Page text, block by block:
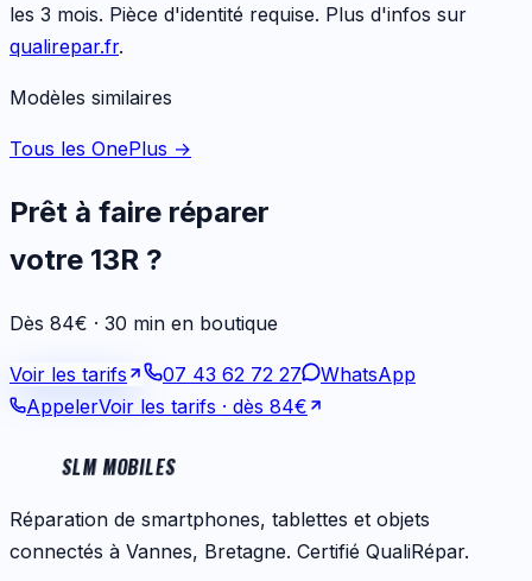
les 3 mois. Pièce d'identité requise. Plus d'infos sur
qualirepar.fr.
Modèles similaires
Tous les OnePlus →
Prêt à faire réparer
votre 13R ?
Dès 84€ · 30 min en boutique
Voir les tarifs 07 43 62 72 27
WhatsApp
AppelerVoir les tarifs · dès 84€
SLM MOBILES
Réparation de smartphones, tablettes et objets
connectés à Vannes, Bretagne. Certifié QualiRépar.